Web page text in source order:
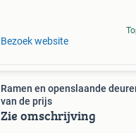
Bezoek website
Ramen en openslaande
van de prijs
Zie omschrijving